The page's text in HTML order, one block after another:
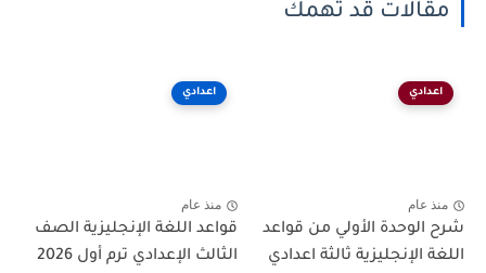
مقالات قد تهمك
اعدادي
منذ عام
شرح الوحدة الأولي من قواعد
اللغة الإنجليزية ثالثة اعدادي
اعدادي
منذ عام
قواعد اللغة الإنجليزية الصف
الثالث الإعدادي ترم أول 2026